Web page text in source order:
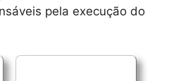
pela execução do